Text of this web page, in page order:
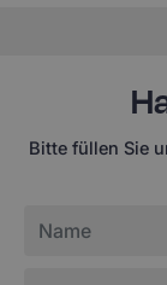
Bitte füllen Sie